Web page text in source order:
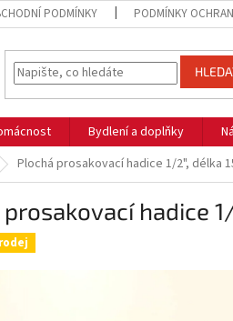
PODMÍNKY PODMÍNKY
Bydlení a doplňky
Plochá prosakovací hadice 1/2", délka
hadice